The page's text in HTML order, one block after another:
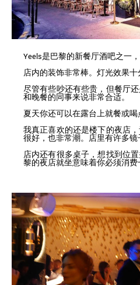
Yeels是巴黎的新餐厅酒吧之一
店内的装饰非常棒。灯光效果十
尽管有些吵还有些贵，但餐厅
和晚餐的同事来说非常合适。
夏天你还可以在露台上就餐或喝
我真正喜欢的还是楼下的夜店
很好，也非常潮。店里有许多镜
店内还有很多桌子，想找到位
黎的夜店就坐意味着你必须消费